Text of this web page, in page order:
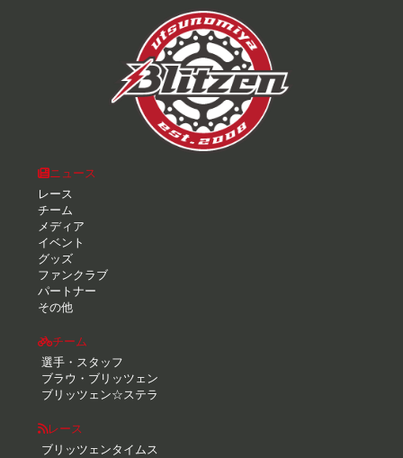
ニュース
レース
チーム
メディア
イベント
グッズ
ファンクラブ
パートナー
その他
チーム
選手・スタッフ
ブラウ・ブリッツェン
ブリッツェン☆ステラ
レース
ブリッツェンタイムス